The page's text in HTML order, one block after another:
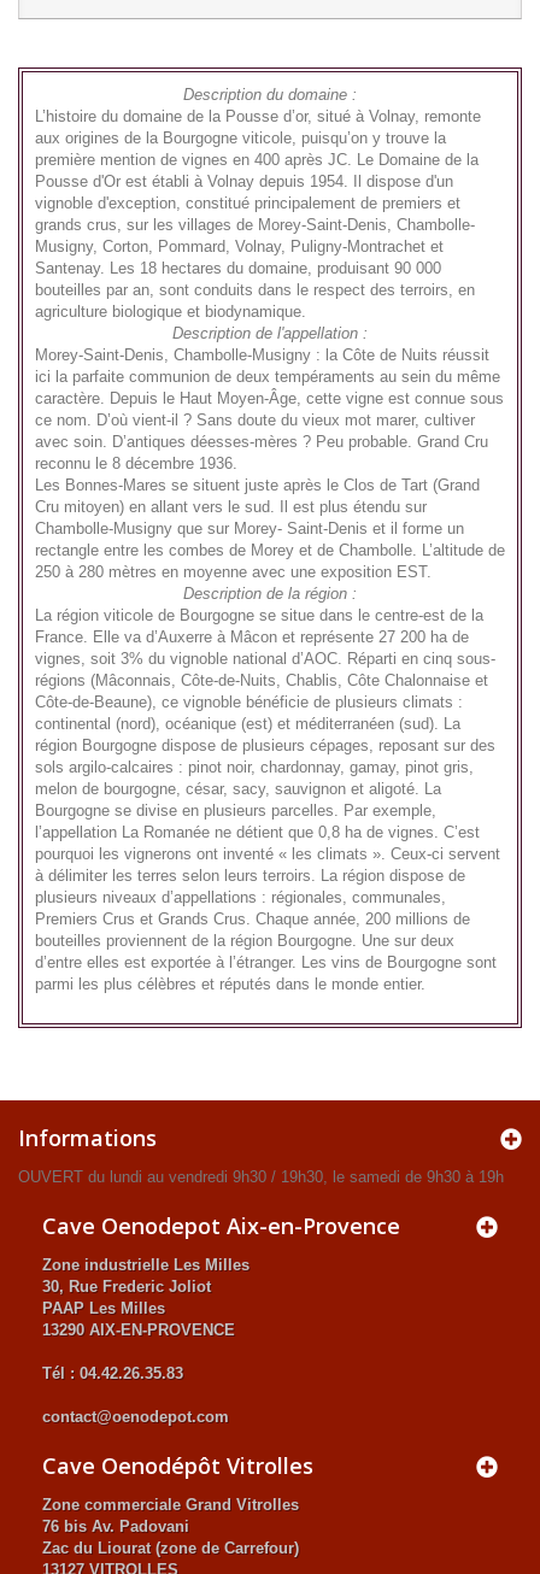
Description du domaine :
L’histoire du domaine de la Pousse d’or, situé à Volnay, remonte
aux origines de la Bourgogne viticole, puisqu’on y trouve la
première mention de vignes en 400 après JC. Le Domaine de la
Pousse d'Or est établi à Volnay depuis 1954. Il dispose d'un
vignoble d'exception, constitué principalement de premiers et
grands crus, sur les villages de Morey-Saint-Denis, Chambolle-
Musigny, Corton, Pommard, Volnay, Puligny-Montrachet et
Santenay. Les 18 hectares du domaine, produisant 90 000
bouteilles par an, sont conduits dans le respect des terroirs, en
agriculture biologique et biodynamique.
Description de l'appellation :
Morey-Saint-Denis, Chambolle-Musigny : la Côte de Nuits réussit
ici la parfaite communion de deux tempéraments au sein du même
caractère. Depuis le Haut Moyen-Âge, cette vigne est connue sous
ce nom. D’où vient-il ? Sans doute du vieux mot marer, cultiver
avec soin. D’antiques déesses-mères ? Peu probable. Grand Cru
reconnu le 8 décembre 1936.
Les Bonnes-Mares se situent juste après le Clos de Tart (Grand
Cru mitoyen) en allant vers le sud. Il est plus étendu sur
Chambolle-Musigny que sur Morey- Saint-Denis et il forme un
rectangle entre les combes de Morey et de Chambolle. L’altitude de
250 à 280 mètres en moyenne avec une exposition EST.
Description de la région :
La région viticole de Bourgogne se situe dans le centre-est de la
France. Elle va d’Auxerre à Mâcon et représente 27 200 ha de
vignes, soit 3% du vignoble national d’AOC. Réparti en cinq sous-
régions (Mâconnais, Côte-de-Nuits, Chablis, Côte Chalonnaise et
Côte-de-Beaune), ce vignoble bénéficie de plusieurs climats :
continental (nord), océanique (est) et méditerranéen (sud). La
région Bourgogne dispose de plusieurs cépages, reposant sur des
sols argilo-calcaires : pinot noir, chardonnay, gamay, pinot gris,
melon de bourgogne, césar, sacy, sauvignon et aligoté. La
Bourgogne se divise en plusieurs parcelles. Par exemple,
l’appellation La Romanée ne détient que 0,8 ha de vignes. C’est
pourquoi les vignerons ont inventé « les climats ». Ceux-ci servent
à délimiter les terres selon leurs terroirs. La région dispose de
plusieurs niveaux d’appellations : régionales, communales,
Premiers Crus et Grands Crus. Chaque année, 200 millions de
bouteilles proviennent de la région Bourgogne. Une sur deux
d’entre elles est exportée à l’étranger. Les vins de Bourgogne sont
parmi les plus célèbres et réputés dans le monde entier.
Informations
OUVERT du lundi au vendredi 9h30 / 19h30, le samedi de 9h30 à 19h
Cave Oenodepot Aix-en-Provence
Zone industrielle Les Milles
30, Rue Frederic Joliot
PAAP Les Milles
13290 AIX-EN-PROVENCE
Tél : 04.42.26.35.83
contact@oenodepot.com
Cave Oenodépôt Vitrolles
Zone commerciale Grand Vitrolles
76 bis Av. Padovani
Zac du Liourat (zone de Carrefour)
13127 VITROLLES